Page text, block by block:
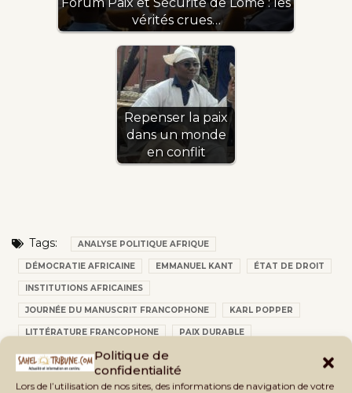
Politique de
confidentialité
Lors de l’utilisation de nos sites, des informations de navigation de votre
vérités crues…
Repenser la paix
dans un monde
en conflit
Tags: ANALYSE POLITIQUE AFRIQUE
DÉMOCRATIE AFRICAINE EMMANUEL KANT ÉTAT DE DROIT
INSTITUTIONS AFRICAINES
JOURNÉE DU MANUSCRIT FRANCOPHONE KARL POPPER
LITTÉRATURE FRANCOPHONE PAIX DURABLE
PAIX EN AFRIQUE PENSÉE CRITIQUE
SOUVERAINETÉ AFRICAINE STABILITÉ POLITIQUE